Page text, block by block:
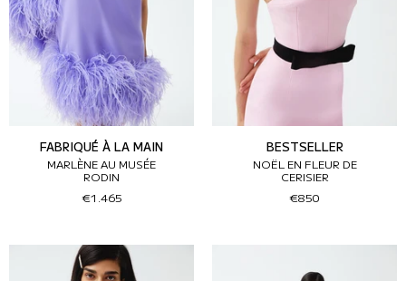
FABRIQUÉ À LA MAIN
MARLÈNE AU MUSÉE
RODIN
€1.465
BESTSELLER
NOËL EN FLEUR DE
CERISIER
€850